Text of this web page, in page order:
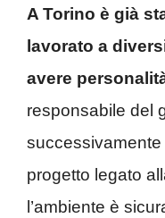
A Torino è già
lavorato a
avere
responsabile del
successivamente
progetto legato
l’ambiente è